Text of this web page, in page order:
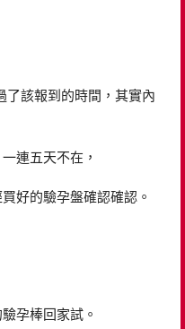
了該報到的時間，其實內
連五天不在，
好的驗孕盤確認確認。
孕棒回家試。